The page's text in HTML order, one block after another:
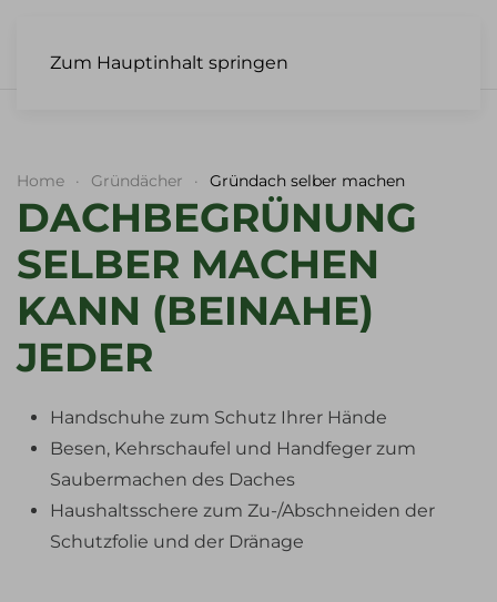
Zum Hauptinhalt springen
SCHNELL SELBER
MEHR...
Home Gründächer Gründach selber machen
DACHBEGRÜNUNG
SELBER MACHEN
KANN (BEINAHE)
JEDER
Handschuhe zum Schutz Ihrer Hände
Besen, Kehrschaufel und Handfeger zum
Saubermachen des Daches
Haushaltsschere zum Zu-/Abschneiden der
Schutzfolie und der Dränage